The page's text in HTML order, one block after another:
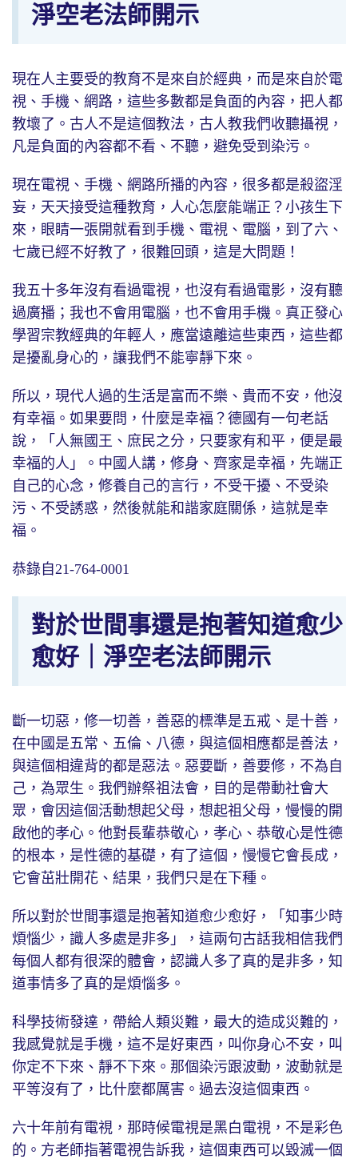
淨空老法師開示
現在人主要受的教育不是來自於經典，而是來自於電
視、手機、網路，這些多數都是負面的內容，把人都
教壞了。古人不是這個教法，古人教我們收聽攝視，
凡是負面的內容都不看、不聽，避免受到染污。
現在電視、手機、網路所播的內容，很多都是殺盜淫
妄，天天接受這種教育，人心怎麼能端正？小孩生下
來，眼睛一張開就看到手機、電視、電腦，到了六、
七歲已經不好教了，很難回頭，這是大問題！
我五十多年沒有看過電視，也沒有看過電影，沒有聽
過廣播；我也不會用電腦，也不會用手機。真正發心
學習宗教經典的年輕人，應當遠離這些東西，這些都
是擾亂身心的，讓我們不能寧靜下來。
所以，現代人過的生活是富而不樂、貴而不安，他沒
有幸福。如果要問，什麼是幸福？德國有一句老話
說，「人無國王、庶民之分，只要家有和平，便是最
幸福的人」。中國人講，修身、齊家是幸福，先端正
自己的心念，修養自己的言行，不受干擾、不受染
污、不受誘惑，然後就能和諧家庭關係，這就是幸
福。
恭錄自21-764-0001
對於世間事還是抱著知道愈少
愈好｜淨空老法師開示
斷一切惡，修一切善，善惡的標準是五戒、是十善，
在中國是五常、五倫、八德，與這個相應都是善法，
與這個相違背的都是惡法。惡要斷，善要修，不為自
己，為眾生。我們辦祭祖法會，目的是帶動社會大
眾，會因這個活動想起父母，想起祖父母，慢慢的開
啟他的孝心。他對長輩恭敬心，孝心、恭敬心是性德
的根本，是性德的基礎，有了這個，慢慢它會長成，
它會茁壯開花、結果，我們只是在下種。
所以對於世間事還是抱著知道愈少愈好，「知事少時
煩惱少，識人多處是非多」，這兩句古話我相信我們
每個人都有很深的體會，認識人多了真的是非多，知
道事情多了真的是煩惱多。
科學技術發達，帶給人類災難，最大的造成災難的，
我感覺就是手機，這不是好東西，叫你身心不安，叫
你定不下來、靜不下來。那個染污跟波動，波動就是
平等沒有了，比什麼都厲害。過去沒這個東西。
六十年前有電視，那時候電視是黑白電視，不是彩色
的。方老師指著電視告訴我，這個東西可以毀滅一個